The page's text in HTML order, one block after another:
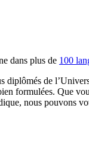
dans plus de 100
diplômés de
formulées. Que
nous pouvons